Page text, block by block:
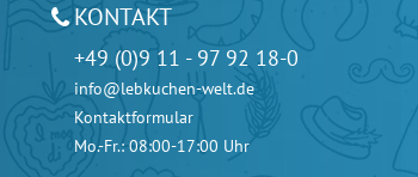
KONTAKT
+49 (0)9 11 - 97 92 18-0
info@lebkuchen-welt.de
Kontaktformular
Mo.-Fr.: 08:00-17:00 Uhr